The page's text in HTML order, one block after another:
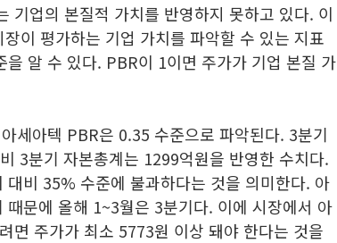
기업의 본질적 가치를 반영하지 못하고 있다. 이
이 평가하는 기업 가치를 파악할 수 있는 지표
알 수 있다. PBR이 1이면 주가가 기업 본질 가
세아텍 PBR은 0.35 수준으로 파악된다. 3분기
3분기 자본총계는 1299억원을 반영한 수치다.
비 35% 수준에 불과하다는 것을 의미한다. 아
문에 올해 1~3월은 3분기다. 이에 시장에서 아
면 주가가 최소 5773원 이상 돼야 한다는 것을